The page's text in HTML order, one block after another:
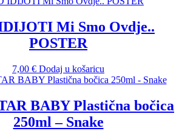
Mi Smo Ovdje..
POSTER
7,00 € Dodaj u košaricu
BABY Plastična bočica
250ml – Snake